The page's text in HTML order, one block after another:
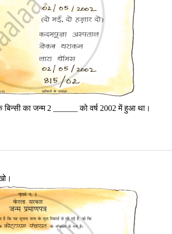
का जन्म 2 ______ को वर्ष 2002 में हुआ था।